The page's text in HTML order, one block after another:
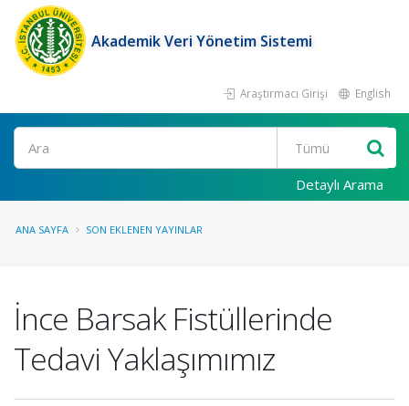
Akademik Veri Yönetim Sistemi
Araştırmacı Girişi English
Ara
Detaylı Arama
ANA SAYFA SON EKLENEN YAYINLAR
İnce Barsak Fistüllerinde
Tedavi Yaklaşımımız